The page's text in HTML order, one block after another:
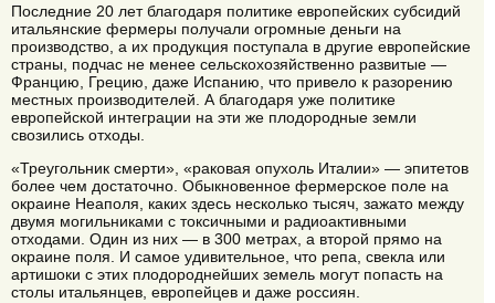
Последние 20 лет благодаря политике европейских субсидий
итальянские фермеры получали огромные деньги на
производство, а их продукция поступала в другие европейские
страны, подчас не менее сельскохозяйственно развитые —
Францию, Грецию, даже Испанию, что привело к разорению
местных производителей. А благодаря уже политике
европейской интеграции на эти же плодородные земли
свозились отходы.
«Треугольник смерти», «раковая опухоль Италии» — эпитетов
более чем достаточно. Обыкновенное фермерское поле на
окраине Неаполя, каких здесь несколько тысяч, зажато между
двумя могильниками с токсичными и радиоактивными
отходами. Один из них — в 300 метрах, а второй прямо на
окраине поля. И самое удивительное, что репа, свекла или
артишоки с этих плодороднейших земель могут попасть на
столы итальянцев, европейцев и даже россиян.